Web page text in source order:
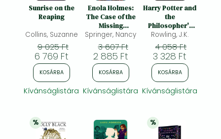
Sunrise on the
Reaping
Collins, Suzanne
9 025 Ft
6 769 Ft
KOSÁRBA
Kívánságlistára
Enola Holmes:
The Case of the
Missing
Marquess: Now
a Netflix film,
starring Millie
Bobby Brown
Springer, Nancy
3 607 Ft
2 885 Ft
KOSÁRBA
Kívánságlistára
Harry Potter and
the
Philosopher's
Stone: Harry
Potter und der
Stein der
Weisen,
englische
Rowling, J.K.
4 058 Ft
3 328 Ft
KOSÁRBA
Kívánságlistára
20%
% kedvezmény 25%
% kedvezmény